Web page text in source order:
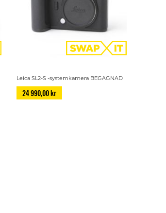
Leica SL2-S -systemkamera BEGAGNAD
24 990,00 kr